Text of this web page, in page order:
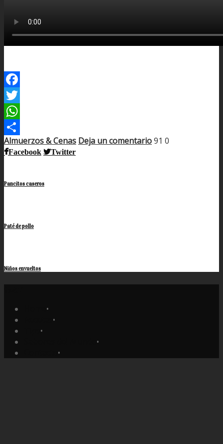
Facebook
Twitter
WhatsApp
Compartir
Almuerzos & Cenas Deja un comentario91 0
Facebook Twitter
Pancitos caseros
Paté de pollo
Niños envueltos
•
•
•
•
•